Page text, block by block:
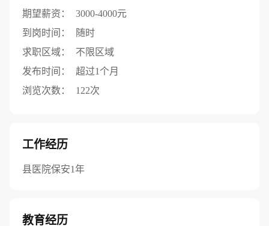
期望薪资：
3000-4000元
到岗时间：
随时
求职区域：
不限区域
发布时间：
超过1个月
浏览次数：
122次
工作经历
县医院保安1年
教育经历